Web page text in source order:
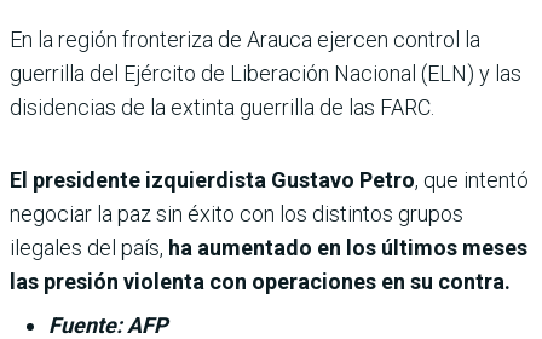
En la región fronteriza de Arauca ejercen control la
guerrilla del Ejército de Liberación Nacional (ELN) y las
disidencias de la extinta guerrilla de las FARC.
El presidente izquierdista Gustavo Petro, que intentó
negociar la paz sin éxito con los distintos grupos
ilegales del país, ha aumentado en los últimos meses
las presión violenta con operaciones en su contra.
Fuente: AFP